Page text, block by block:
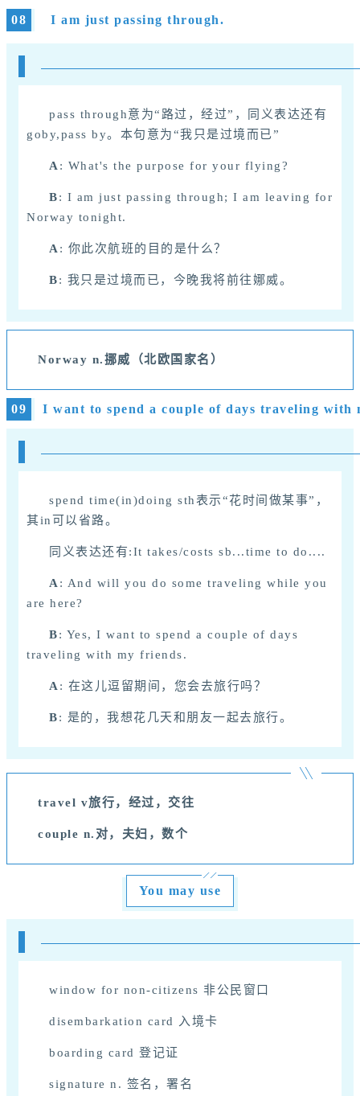
08 I am just passing through.
pass through意为“路过，经过”，同义表达还有
goby,pass by。本句意为“我只是过境而已”
A: What's the purpose for your flying?
B: I am just passing through; I am leaving for
Norway tonight.
A: 你此次航班的目的是什么？
B: 我只是过境而已，今晚我将前往娜威。
Norway n.挪威（北欧国家名）
09 I want to spend a couple of days traveling with
spend time(in)doing sth表示“花时间做某事”，
其in可以省路。
同义表达还有:It takes/costs sb...time to do....
A : And will you do some traveling while you
are here?
B: Yes, I want to spend a couple of days
traveling with my friends.
A : 在这儿逗留期间，您会去旅行吗？
B: 是的，我想花几天和朋友一起去旅行。
travel v旅行，经过，交往
couple n.对，夫妇，数个
You may use
window for non-citizens 非公民窗口
disembarkation card 入境卡
boarding card 登记证
signature n. 签名，署名